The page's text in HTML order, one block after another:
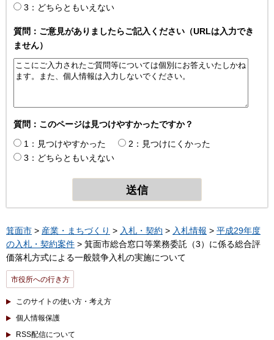
3：どちらともいえない
質問：ご意見がありましたらご記入ください（URLは入力でき
ません）
質問：このページは見つけやすかったですか？
1：見つけやすかった
2：見つけにくかった
3：どちらともいえない
箕面市 > 産業・まちづくり > 入札・契約 > 入札情報 > 平成29年度
の入札・契約案件 > 箕面市総合窓口等業務委託（3）に係る総合評
価落札方式による一般競争入札の実施について
市役所への行き方
このサイトの使い方・考え方
個人情報保護
RSS配信について